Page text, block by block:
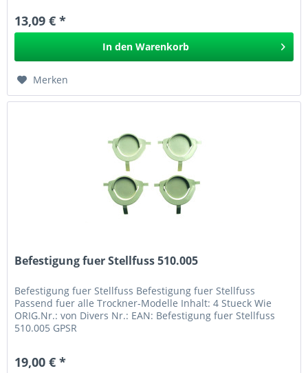
13,09 € *
In den Warenkorb
Merken
Befestigung fuer Stellfuss 510.005
Befestigung fuer Stellfuss Befestigung fuer Stellfuss
Passend fuer alle Trockner-Modelle Inhalt: 4 Stueck Wie
ORIG.Nr.: von Divers Nr.: EAN: Befestigung fuer Stellfuss
510.005 GPSR
19,00 € *